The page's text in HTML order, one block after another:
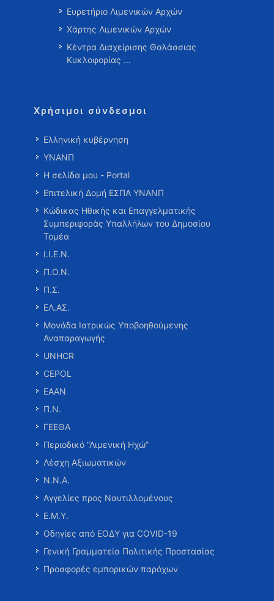
Ευρετήριο Λιμενικών Αρχών
Χάρτης Λιμενικών Αρχών
Κέντρα Διαχείρισης Θαλάσσιας
Κυκλοφορίας …
Χρήσιμοι σύνδεσμοι
Ελληνική κυβέρνηση
ΥΝΑΝΠ
Η σελίδα μου - Portal
Επιτελική Δομή ΕΣΠΑ ΥΝΑΝΠ
Κώδικας Ηθικής και Επαγγελματικής
Συμπεριφοράς Υπαλλήλων του Δημοσίου
Τομέα
Ι.Ι.Ε.Ν.
Π.Ο.Ν.
Π.Σ.
ΕΛ.ΑΣ.
Μονάδα Ιατρικώς Υποβοηθούμενης
Αναπαραγωγής
UNHCR
CEPOL
ΕΑΑΝ
Π.Ν.
ΓΕΕΘΑ
Περιοδικό “Λιμενική Ηχώ”
Λέσχη Αξιωματικών
Ν.Ν.Α.
Αγγελίες προς Ναυτιλλομένους
Ε.Μ.Υ.
Οδηγίες από ΕΟΔΥ για COVID-19
Γενική Γραμματεία Πολιτικής Προστασίας
Προσφορές εμπορικών παρόχων